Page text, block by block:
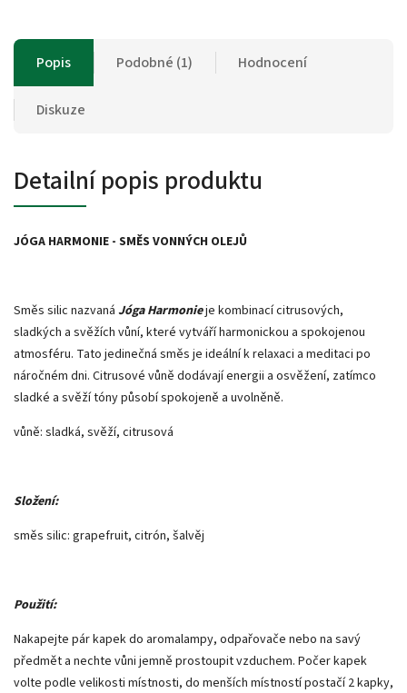
Popis Podobné (1) Hodnocení
Diskuze
Detailní popis produktu
JÓGA HARMONIE - SMĚS VONNÝCH OLEJŮ
Směs silic nazvaná Jóga Harmonieje kombinací citrusových,
sladkých a svěžích vůní, které vytváří harmonickou a spokojenou
atmosféru. Tato jedinečná směs je ideální k relaxaci a meditaci po
náročném dni. Citrusové vůně dodávají energii a osvěžení, zatímco
sladké a svěží tóny působí spokojeně a uvolněně.
vůně: sladká, svěží, citrusová
Složení:
směs silic: grapefruit, citrón, šalvěj
Použití:
Nakapejte pár kapek do aromalampy, odpařovače nebo na savý
předmět a nechte vůni jemně prostoupit vzduchem. Počer kapek
volte podle velikosti místnosti, do menších místností postačí 2 kapky,